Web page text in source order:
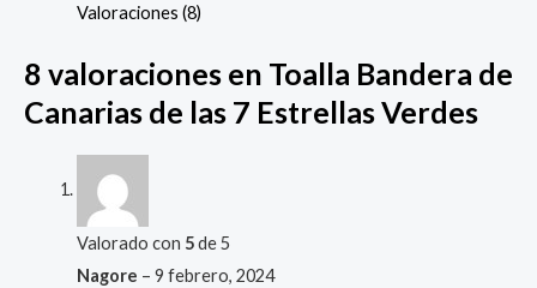
Valoraciones (8)
8 valoraciones en Toalla Bandera de
Canarias de las 7 Estrellas Verdes
Valorado con 5de 5
Nagore – 9 febrero, 2024